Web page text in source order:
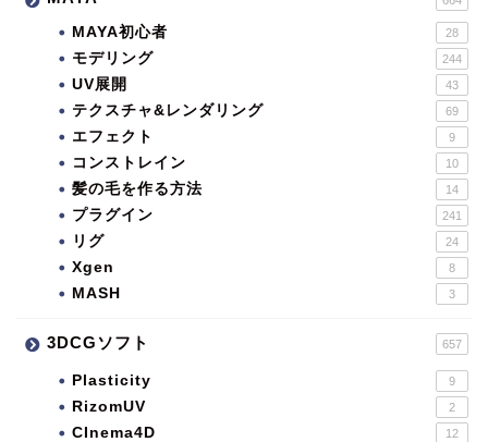
MAYA初心者 28
モデリング 244
UV展開 43
テクスチャ&レンダリング 69
エフェクト 9
コンストレイン 10
髪の毛を作る方法 14
プラグイン 241
リグ 24
Xgen 8
MASH 3
3DCGソフト 657
Plasticity 9
RizomUV 2
CInema4D 12